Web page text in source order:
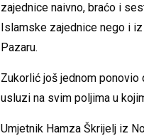
zajednice naivno, braćo i
Islamske zajednice nego i
Pazaru.
Zukorlić još jednom ponovio
usluzi na svim poljima u
Umjetnik Hamza Škrijelj iz